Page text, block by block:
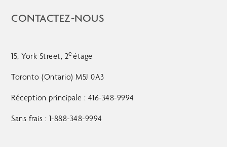
CONTACTEZ-NOUS
15, York Street, 2e étage
Toronto (Ontario) M5J 0A3
Réception principale : 416-348-9994
Sans frais : 1-888-348-9994